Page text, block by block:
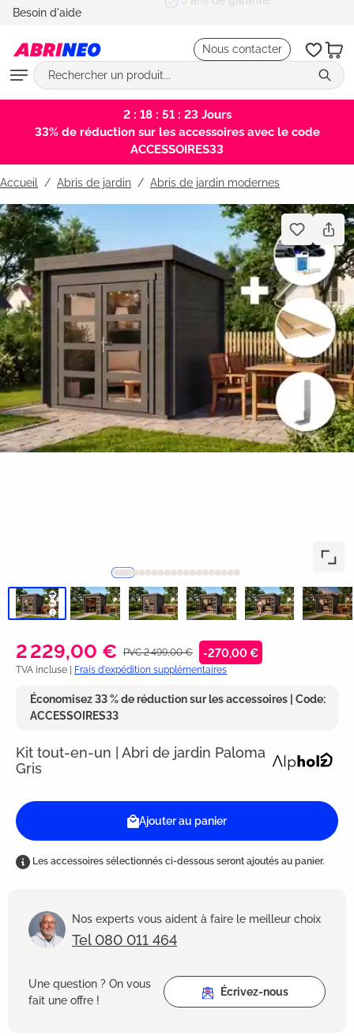
principal
Besoin d'aide
Nous contacter
2 : 18 : 51 : 23 Jours
33% de réduction sur les accessoires avec le code
ACCESSOIRES33
Accueil Abris de jardin / Abris de jardin modernes
Bildergalerie überspringen
2 229,00 € PVC 2 499,00 € -270,00 €
TVA incluse | Frais d'expédition supplémentaires
Économisez 33 % de réduction sur les accessoires | Code:
ACCESSOIRES33
Kit tout-en-un | Abri de jardin Paloma
Gris
Ajouter au panier
Les accessoires sélectionnés ci-dessous seront ajoutés au panier.
Nos experts vous aident à faire le meilleur choix
Tel 080 011 464
Une question ? On vous
fait une offre !
Écrivez-nous